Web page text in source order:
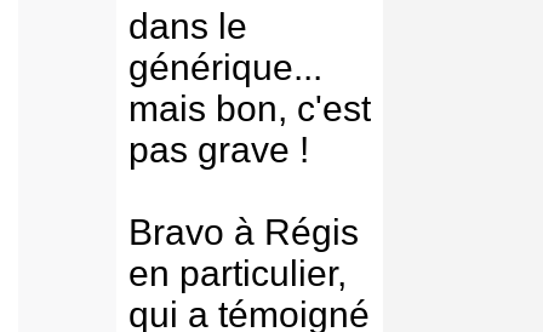
dans le
générique...
mais bon, c'est
pas grave !
Bravo à Régis
en particulier,
qui a témoigné